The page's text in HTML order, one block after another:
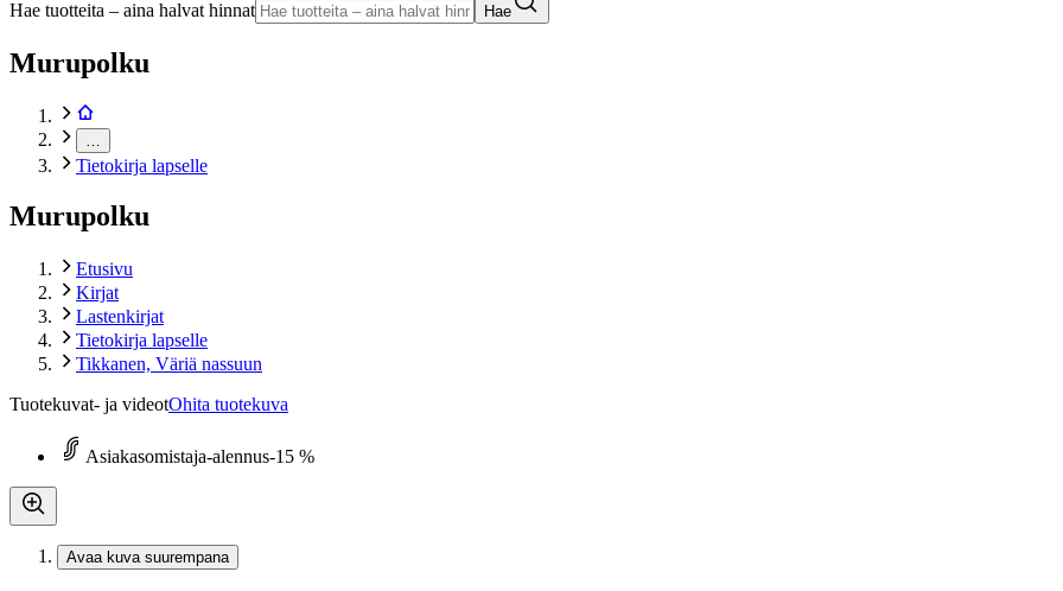
Hae tuotteita – aina halvat hinnat Hae
Murupolku
Tietokirja lapselle
Murupolku
Etusivu
Kirjat
Lastenkirjat
Tietokirja lapselle
Tikkanen, Väriä nassuun
Tuotekuvat- ja videotOhita tuotekuva
Asiakasomistaja-alennus-15 %
Avaa kuva suurempana